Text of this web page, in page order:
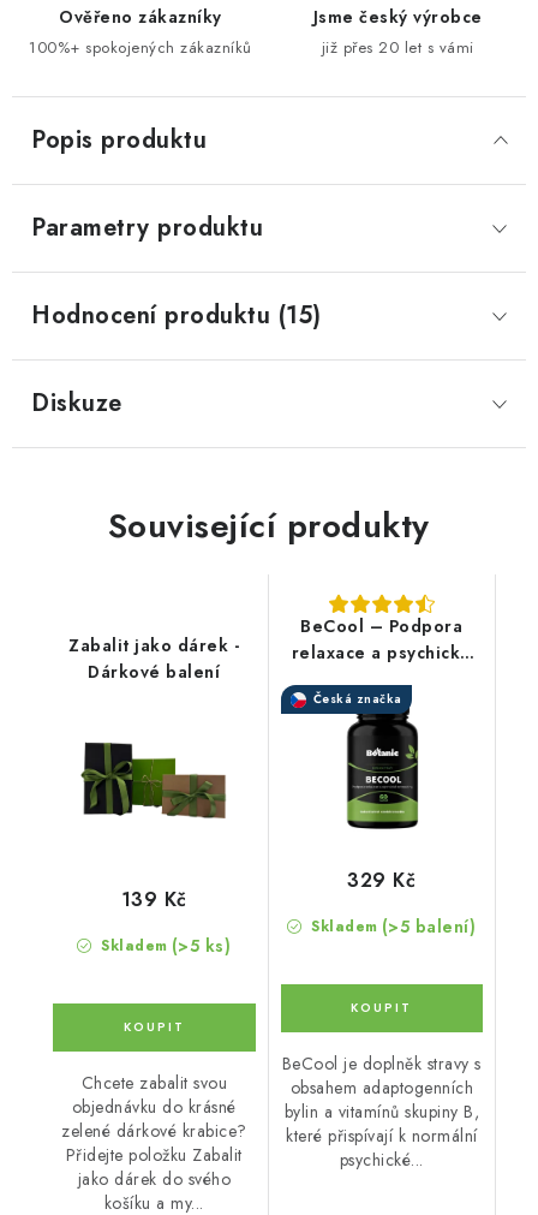
Ověřeno zákazníky
100%+ spokojených zákazníků
Jsme český výrobce
již přes 20 let s vámi
Popis produktu
Parametry produktu
Hodnocení produktu (15)
Diskuze
Související produkty
Zabalit jako dárek -
Dárkové balení
Skladem (>5 ks)
139 Kč
Chcete zabalit svou
objednávku do krásné
zelené dárkové krabice?
Přidejte položku Zabalit
jako dárek do svého
košíku a my...
BeCool – Podpora
relaxace a psychické
rovnováhy
Česká značka
Skladem (>5 balení)
329 Kč
BeCool je doplněk stravy s
obsahem adaptogenních
bylin a vitamínů skupiny B,
které přispívají k normální
psychické...